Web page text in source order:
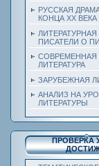
РУССКАЯ
КОНЦА ХХ ВЕКА
ЛИТЕРАТУРНАЯ
ПИСАТЕЛИ О
СОВРЕМЕННАЯ
ЛИТЕРАТУРА
ЗАРУБЕЖНАЯ
АНАЛИЗ НА
ЛИТЕРАТУРЫ
ПРОВЕРКА